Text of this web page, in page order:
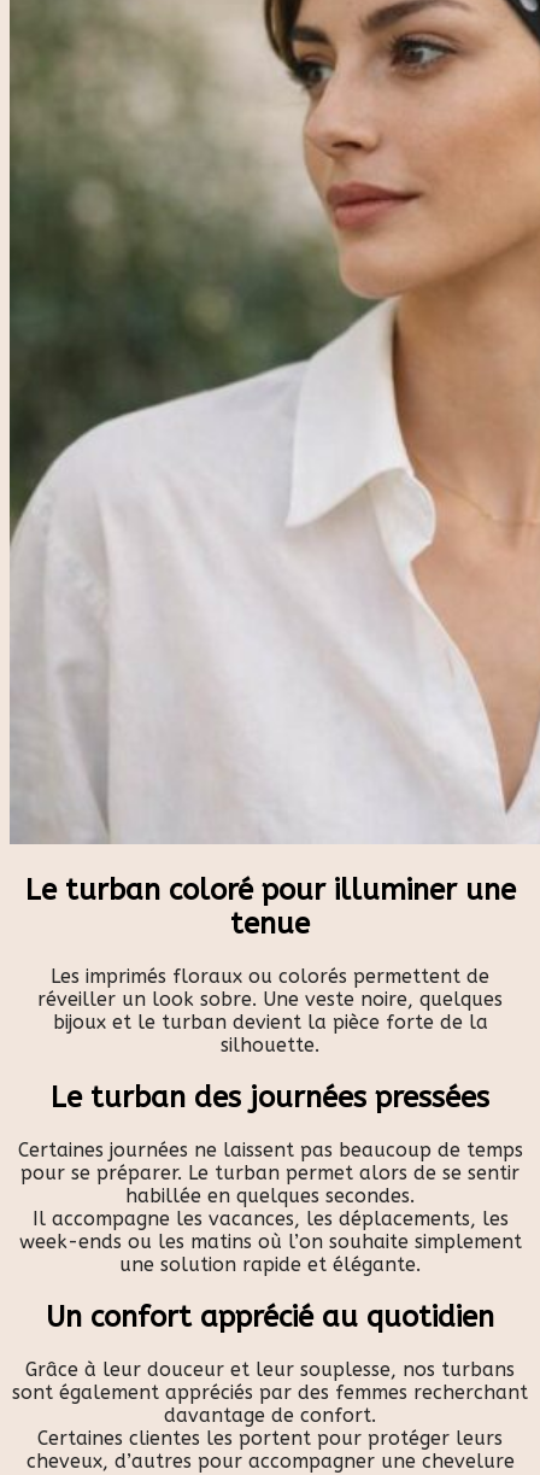
Le turban coloré pour illuminer une
tenue
Les imprimés floraux ou colorés permettent de
réveiller un look sobre. Une veste noire, quelques
bijoux et le turban devient la pièce forte de la
silhouette.
Le turban des journées pressées
Certaines journées ne laissent pas beaucoup de temps
pour se préparer. Le turban permet alors de se sentir
habillée en quelques secondes.
Il accompagne les vacances, les déplacements, les
week-ends ou les matins où l’on souhaite simplement
une solution rapide et élégante.
Un confort apprécié au quotidien
Grâce à leur douceur et leur souplesse, nos turbans
sont également appréciés par des femmes recherchant
davantage de confort.
Certaines clientes les portent pour protéger leurs
cheveux, d’autres pour accompagner une chevelure